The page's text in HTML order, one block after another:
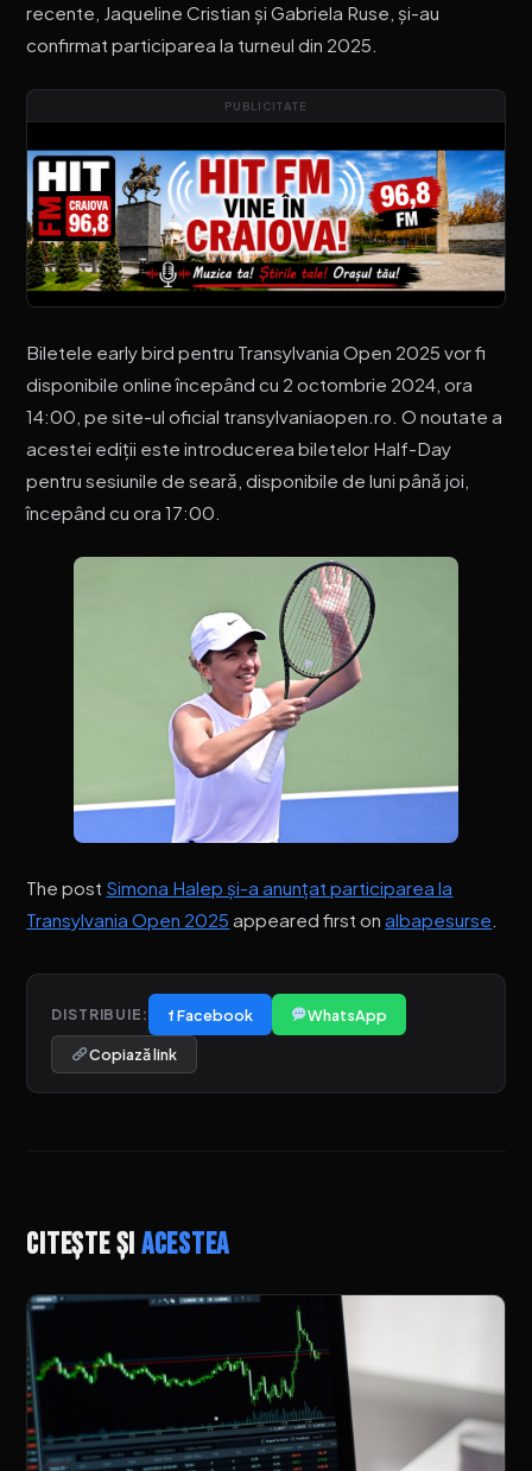
recente, Jaqueline Cristian și Gabriela Ruse, și-au
confirmat participarea la turneul din 2025.
PUBLICITATE
Biletele early bird pentru Transylvania Open 2025 vor fi
disponibile online începând cu 2 octombrie 2024, ora
14:00, pe site-ul oficial transylvaniaopen.ro. O noutate a
acestei ediții este introducerea biletelor Half-Day
pentru sesiunile de seară, disponibile de luni până joi,
începând cu ora 17:00.
The post Simona Halep și-a anunțat participarea la
Transylvania Open 2025 appeared first onalbapesurse
DISTRIBUIE: f Facebook WhatsApp
Copiază link
Citește șiacestea